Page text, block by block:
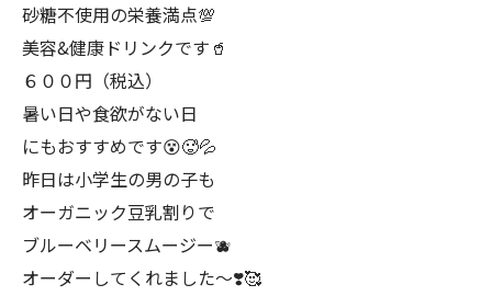
砂糖不使用の栄養満点💯
美容&健康ドリンクです🥤
６００円（税込）
暑い日や食欲がない日
にもおすすめです😵🥵💦
昨日は小学生の男の子も
オーガニック豆乳割りで
ブルーベリースムージー🫐
オーダーしてくれました〜❣️🥰